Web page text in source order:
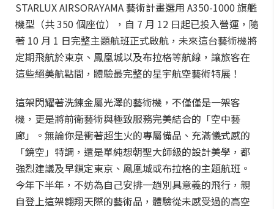
STARLUX AIRSORAYAMA 藝術計畫選用 A350-1000 旗艦
機型（共 350 個座位），自 7 月 12 日起已投入營運，隨
著 10 月 1 日完整主題航班正式啟航，未來這台藝術機將
定期飛航於東京、鳳凰城以及布拉格等航線，讓旅客在
這些絕美航點間，體驗最完整的星宇航空藝術特展！
這架閃耀著洗鍊金屬光澤的藝術機，不僅僅是一架客
機，更是將前衛藝術與極致服務完美結合的「空中藝
廊」。無論你是衝著超生火的專屬備品、充滿儀式感的
「鏡空」特調，還是單純想朝聖大師級的設計美學，都
強烈建議及早鎖定東京、鳳凰城或布拉格的主題航班。
今年下半年，不妨為自己安排一趟別具意義的飛行，親
自登上這架翱翔天際的藝術品，體驗從未感受過的高空